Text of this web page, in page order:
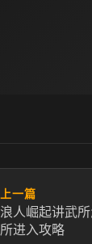
上一篇
浪人崛起讲武
所进入攻略